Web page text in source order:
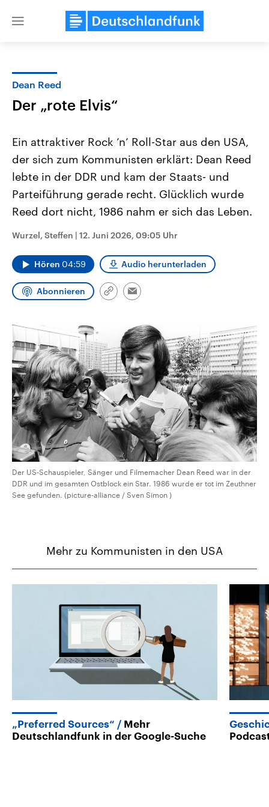
Close
USA
Aktuelle Beiträge, Analysen und
Wirtschaftlich und militärisch
den mächtigsten Ländern der Erde,
mit großem Einfluss auf das
aktuelle Weltgeschehen.
Nahostkonflikt
Terrororganisation Hamas
Region wieder die Gewalt
Israel möchte die Hamas
Diese wird wie die
Audio-Archiv
Dean Reed
Der „rote Elvis“
Ein attraktiver Rock ’n’ Roll-Star aus den USA,
der sich zum Kommunisten erklärt: Dean Reed
lebte in der DDR und kam der Staats- und
Parteiführung gerade recht. Glücklich wurde
Reed dort nicht, 1986 nahm er sich das Leben.
Wurzel, Steffen | 12. Juni 2026, 09:05 Uhr
Hören 04:59 Audio herunterladen
Abonnieren
Link
Email
Der US-Schauspieler, Sänger und Filmemacher Dean Reed war in der
DDR und im gesamten Ostblock ein Star. 1986 wurde er tot im Zeuthner
See gefunden. (picture-alliance / Sven Simon )
Mehr zu Kommunisten in den USA
„Preferred Sources“
Mehr
Deutschlandfunk in der Google-Suche